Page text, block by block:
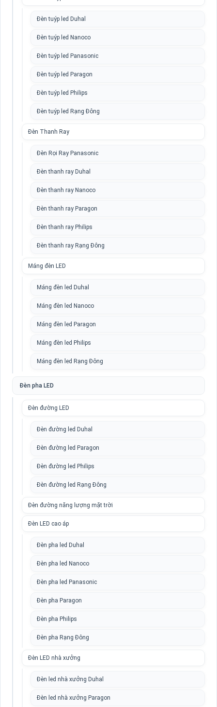
Đèn tuýp led Duhal
Đèn tuýp led Nanoco
Đèn tuýp led Panasonic
Đèn tuýp led Paragon
Đèn tuýp led Philips
Đèn tuýp led Rạng Đông
Đèn Thanh Ray
Đèn Rọi Ray Panasonic
Đèn thanh ray Duhal
Đèn thanh ray Nanoco
Đèn thanh ray Paragon
Đèn thanh ray Philips
Đèn thanh ray Rạng Đông
Máng đèn LED
Máng đèn led Duhal
Máng đèn led Nanoco
Máng đèn led Paragon
Máng đèn led Philips
Máng đèn led Rạng Đông
Đèn pha LED
Đèn đường LED
Đèn đường led Duhal
Đèn đường led Paragon
Đèn đường led Philips
Đèn đường led Rạng Đông
Đèn đường năng lượng mặt trời
Đèn LED cao áp
Đèn pha led Duhal
Đèn pha led Nanoco
Đèn pha led Panasonic
Đèn pha Paragon
Đèn pha Philips
Đèn pha Rạng Đông
Đèn LED nhà xưởng
Đèn led nhà xưởng Duhal
Đèn led nhà xưởng Paragon